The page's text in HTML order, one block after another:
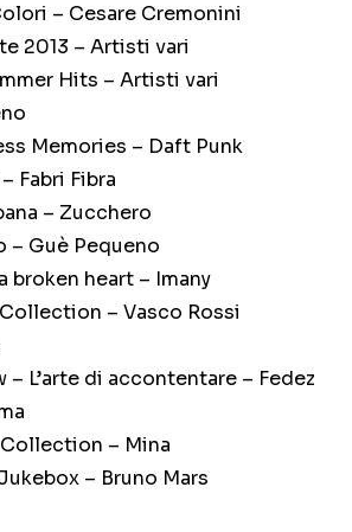
– Cesare Cremonini
2013 – Artisti vari
Hits – Artisti vari
Memories – Daft Punk
Fabri Fibra
– Zucchero
– Guè Pequeno
broken heart – Imany
– Vasco Rossi
– L’arte di accontentare – Fedez
– Mina
– Bruno Mars